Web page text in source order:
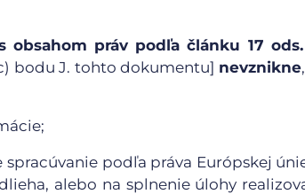
práv podľa článku 17 ods.
bodu J. tohto dokumentu] nevznikne
podľa práva Európskej
alebo na splnenie úlohy